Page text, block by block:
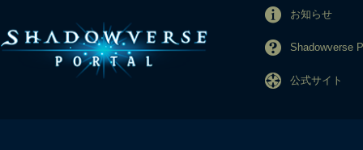
お知らせ
Shadowverse
公式サイト